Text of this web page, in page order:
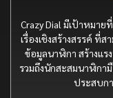
Crazy Dial มีเป้าหมาย
เรื่องเชิงสร้างสรรค์ ที่ส
ข้อมูลนาฬิกา สร้างแ
รวมถึงนักสะสมนาฬิกา
ประสบก